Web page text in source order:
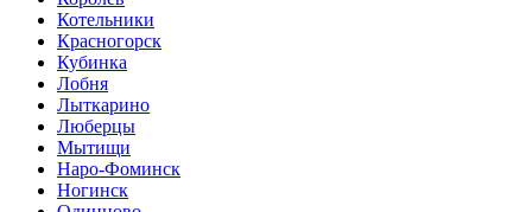
Котельники
Красногорск
Кубинка
Лобня
Лыткарино
Люберцы
Мытищи
Наро-Фоминск
Ногинск